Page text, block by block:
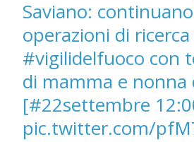
Saviano:
operazioni di ricerca
#vigilidelfuoco con
di mamma e nonna
[#22settembre
pic.twitter.com/